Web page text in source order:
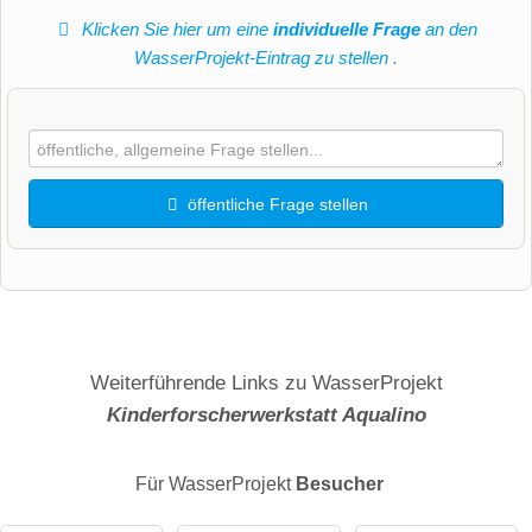
Klicken Sie hier um eineindividuelle Frage an den
WasserProjekt-Eintrag zu stellen .
öffentliche Frage stellen
Weiterführende Links zu WasserProjekt
Kinderforscherwerkstatt Aqualino
Für WasserProjekt Besucher